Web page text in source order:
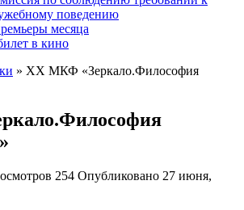
поведению
месяца
в кино
» ХХ МКФ «Зеркало.Философия
254 Опубликовано 27 июня,